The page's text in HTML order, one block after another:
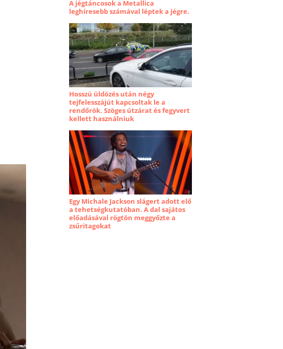
A jégtáncosok a Metallica
leghíresebb számával léptek a jégre.
Hosszú üldözés után négy
tejfelesszájút kapcsoltak le a
rendőrök. Szöges útzárat és fegyvert
kellett használniuk
Egy Michale Jackson slágert adott elő
a tehetségkutatóban. A dal sajátos
előadásával rögtön meggyőzte a
zsűritagokat